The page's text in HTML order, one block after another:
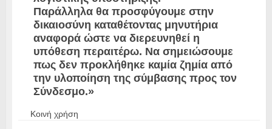
Παράλληλα θα προσφύγουμε στην
δικαιοσύνη καταθέτοντας μηνυτήρια
αναφορά ώστε να διερευνηθεί η
υπόθεση περαιτέρω. Να σημειώσουμε
πως δεν προκλήθηκε καμία ζημία από
την υλοποίηση της σύμβασης προς τον
Σύνδεσμο.»
Κοινή χρήση